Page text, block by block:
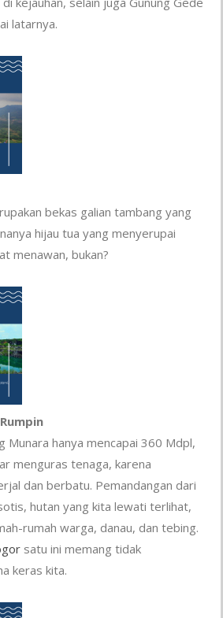
latarnya.
bekas galian tambang yang
hijau tua yang menyerupai
menawan, bukan?
Munara hanya mencapai 360 Mdpl,
menguras tenaga, karena
dan berbatu. Pemandangan dari
hutan yang kita lewati terlihat,
rumah warga, danau, dan tebing.
satu ini memang tidak
keras kita.